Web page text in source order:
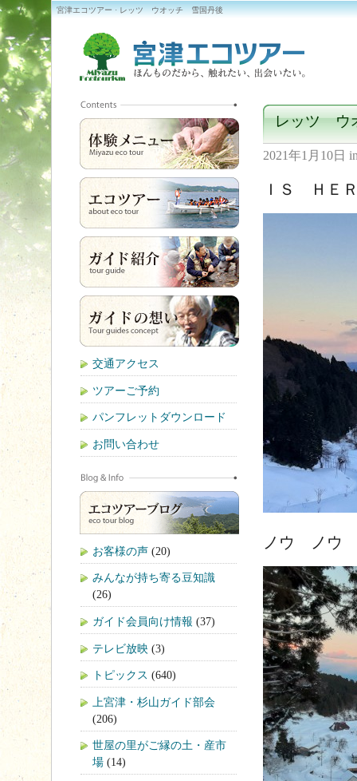
宮津エコツアー · レッツ ウオッチ 雪国丹後
レッツ ウ
2021年1月10日
ＩＳ ＨＥ
ノウ ノウ
交通アクセス
ツアーご予約
パンフレットダウンロード
お問い合わせ
お客様の声 (20)
みんなが持ち寄る豆知識
(26)
ガイド会員向け情報 (37)
テレビ放映 (3)
トピックス (640)
上宮津・杉山ガイド部会
(206)
世屋の里がご縁の土・産市
場 (14)